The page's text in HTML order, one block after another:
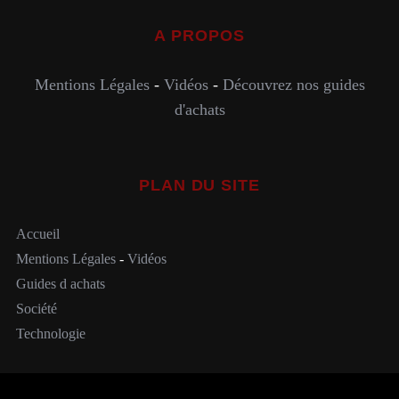
A PROPOS
Mentions Légales- Vidéos- Découvrez nos guides
d'achats
PLAN DU SITE
Accueil
Mentions Légales- Vidéos
Guides d achats
Société
Technologie